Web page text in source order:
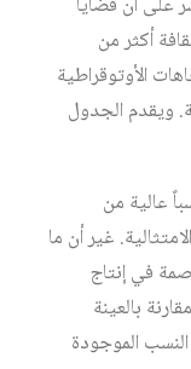
أكثر من
الأوتوقراطية
ويقدم الجدول
عالية من
غير أن ما
في إنتاج
بالعينة
الموجودة